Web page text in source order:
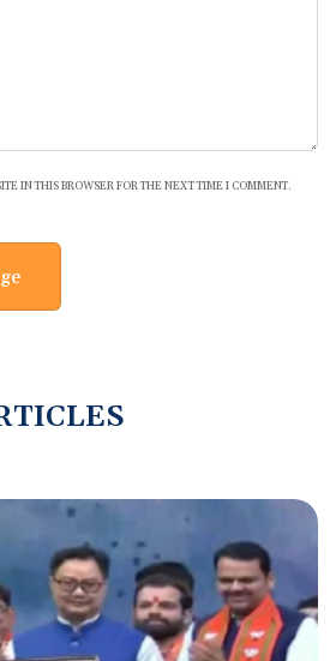
IN THIS BROWSER FOR THE NEXT TIME I COMMENT.
TICLES